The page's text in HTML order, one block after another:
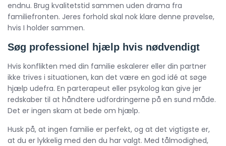
endnu. Brug kvalitetstid sammen uden drama fra
familiefronten. Jeres forhold skal nok klare denne prøvelse,
hvis I holder sammen.
Søg professionel hjælp hvis nødvendigt
Hvis konflikten med din familie eskalerer eller din partner
ikke trives i situationen, kan det være en god idé at søge
hjælp udefra. En parterapeut eller psykolog kan give jer
redskaber til at håndtere udfordringerne på en sund måde.
Det er ingen skam at bede om hjælp.
Husk på, at ingen familie er perfekt, og at det vigtigste er,
at du er lykkelig med den du har valgt. Med tålmodighed,